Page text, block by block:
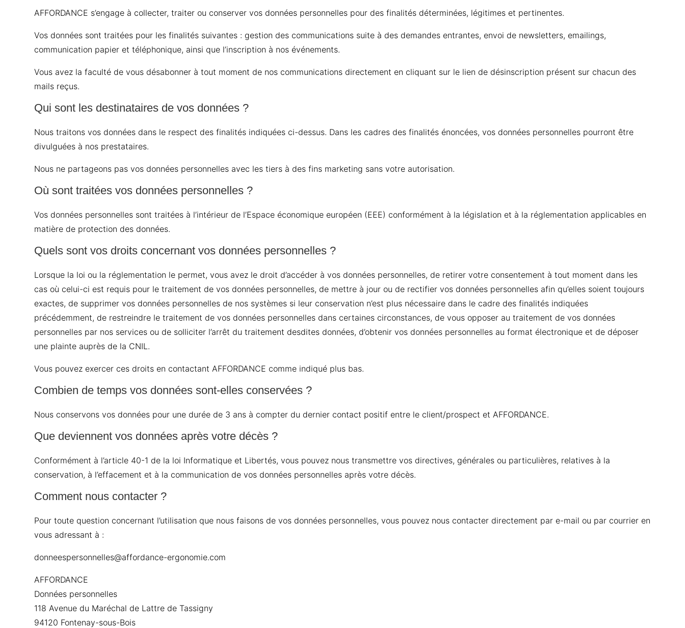
AFFORDANCE s’engage à collecter, traiter ou conserver vos données personnelles pour des finalités déterminées, légitimes et pertinentes.
Vos données sont traitées pour les finalités suivantes : gestion des communications suite à des demandes entrantes, envoi de newsletters, emailings,
communication papier et téléphonique, ainsi que l’inscription à nos événements.
Vous avez la faculté de vous désabonner à tout moment de nos communications directement en cliquant sur le lien de désinscription présent sur chacun des
mails reçus.
Qui sont les destinataires de vos données ?
Nous traitons vos données dans le respect des finalités indiquées ci-dessus. Dans les cadres des finalités énoncées, vos données personnelles pourront être
divulguées à nos prestataires.
Nous ne partageons pas vos données personnelles avec les tiers à des fins marketing sans votre autorisation.
Où sont traitées vos données personnelles ?
Vos données personnelles sont traitées à l’intérieur de l’Espace économique européen (EEE) conformément à la législation et à la réglementation applicables en
matière de protection des données.
Quels sont vos droits concernant vos données personnelles ?
Lorsque la loi ou la réglementation le permet, vous avez le droit d’accéder à vos données personnelles, de retirer votre consentement à tout moment dans les
cas où celui-ci est requis pour le traitement de vos données personnelles, de mettre à jour ou de rectifier vos données personnelles afin qu’elles soient toujours
exactes, de supprimer vos données personnelles de nos systèmes si leur conservation n’est plus nécessaire dans le cadre des finalités indiquées
précédemment, de restreindre le traitement de vos données personnelles dans certaines circonstances, de vous opposer au traitement de vos données
personnelles par nos services ou de solliciter l’arrêt du traitement desdites données, d’obtenir vos données personnelles au format électronique et de déposer
une plainte auprès de la CNIL.
Vous pouvez exercer ces droits en contactant AFFORDANCE comme indiqué plus bas.
Combien de temps vos données sont-elles conservées ?
Nous conservons vos données pour une durée de 3 ans à compter du dernier contact positif entre le client/prospect et AFFORDANCE.
Que deviennent vos données après votre décès ?
Conformément à l’article 40-1 de la loi Informatique et Libertés, vous pouvez nous transmettre vos directives, générales ou particulières, relatives à la
conservation, à l’effacement et à la communication de vos données personnelles après votre décès.
Comment nous contacter ?
Pour toute question concernant l’utilisation que nous faisons de vos données personnelles, vous pouvez nous contacter directement par e-mail ou par courrier en
vous adressant à :
donneespersonnelles@affordance-ergonomie.com
AFFORDANCE
Données personnelles
118 Avenue du Maréchal de Lattre de Tassigny
94120 Fontenay-sous-Bois